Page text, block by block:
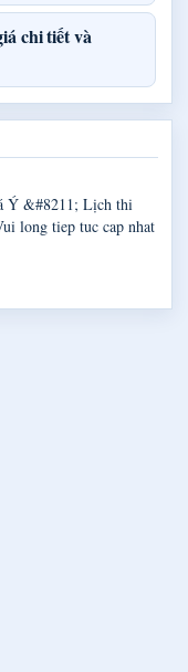
chi tiết và
Ý &#8211; Lịch thi
long tiep tuc cap nhat